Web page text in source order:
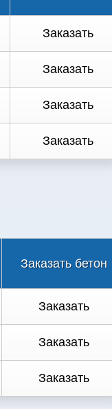
Заказать
Заказать
Заказать
Заказать
Заказать бетон
Заказать
Заказать
Заказать